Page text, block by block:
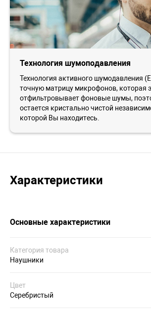
Технология шумоподавления
Технология активного шумодавления
точную матрицу микрофонов, которая
отфильтровывает фоновые шумы,
остается кристально чистой
которой Вы находитесь.
Характеристики
Основные характеристики
Категория товара
Наушники
Цвет
Серебристый